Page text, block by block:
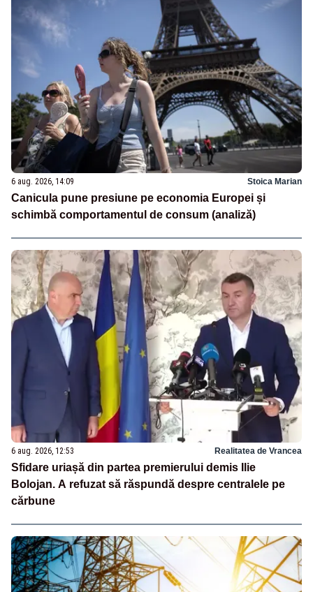
6 aug. 2026, 14:09 Stoica Marian
Canicula pune presiune pe economia Europei și
schimbă comportamentul de consum (analiză)
6 aug. 2026, 12:53 Realitatea de Vrancea
Sfidare uriașă din partea premierului demis Ilie
Bolojan. A refuzat să răspundă despre centralele pe
cărbune